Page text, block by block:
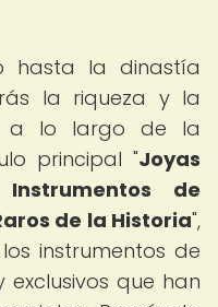
hasta la dinastía
la riqueza y la
a lo largo de la
principal "Joyas
de
de la Historia",
instrumentos de
exclusivos que han